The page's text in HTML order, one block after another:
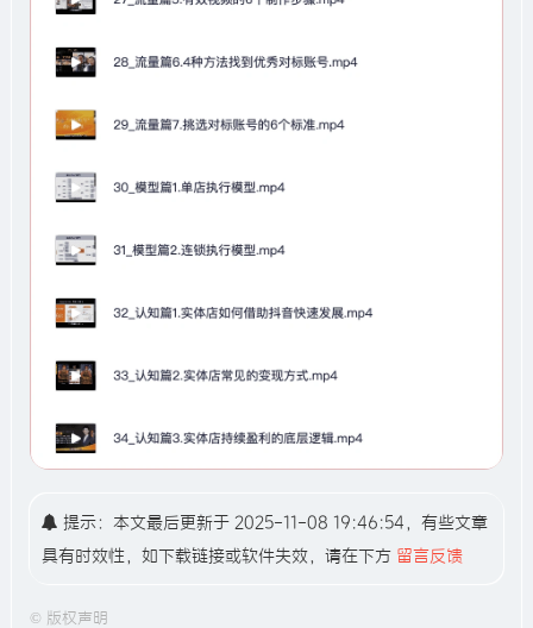
提示：本文最后更新于 2025-11-08 19:46:54，有些文章
具有时效性，如下载链接或软件失效，请在下方 留言反馈
© 版权声明